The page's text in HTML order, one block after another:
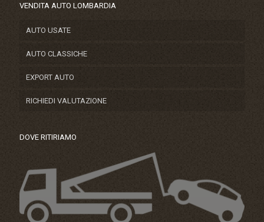
VENDITA AUTO LOMBARDIA
AUTO USATE
AUTO CLASSICHE
EXPORT AUTO
RICHIEDI VALUTAZIONE
DOVE RITIRIAMO